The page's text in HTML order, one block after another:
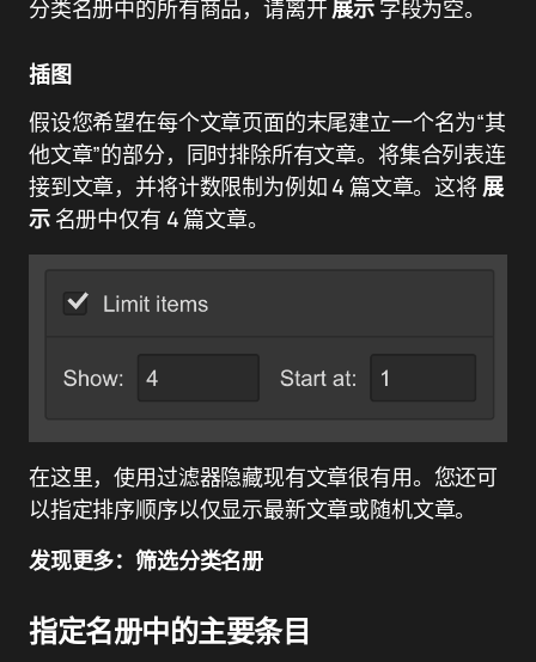
分类名册中的所有商品，请离开 展示字段为空。
插图
假设您希望在每个文章页面的末尾建立一个名为“其
他文章”的部分，同时排除所有文章。将集合列表连
接到文章，并将计数限制为例如 4 篇文章。这将 展
示名册中仅有 4 篇文章。
在这里，使用过滤器隐藏现有文章很有用。您还可
以指定排序顺序以仅显示最新文章或随机文章。
发现更多：筛选分类名册
指定名册中的主要条目